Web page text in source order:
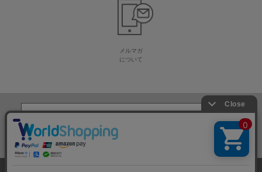
メルマガ
について
生地・毛糸・手芸材料の専門店